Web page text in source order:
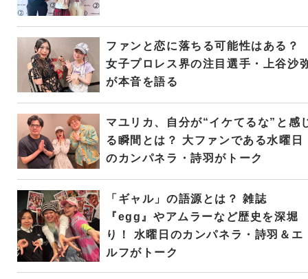
ファンと恋に落ちる可能性はある？
女子プロレス界の注目選手・上谷沙
が本音を語る
マユリカ、自分が“イケてるな”と感
る瞬間とは？ 大ファンである水曜日
のカンパネラ・詩羽がトーク
「ギャル」の語源とは？ 雑誌
『egg』やアムラーなど歴史を深堀
り！ 水曜日のカンパネラ・詩羽＆エ
ルフがトーク